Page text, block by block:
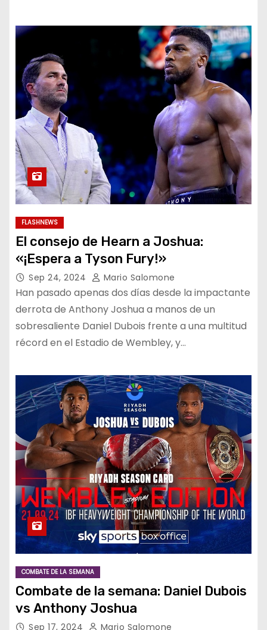
FLASHNEWS
El consejo de Hearn a Joshua:
«¡Espera a Tyson Fury!»
Sep 24, 2024 Mario Salomone
Han pasado apenas dos días desde la impactante
derrota de Anthony Joshua a manos de un
sobresaliente Daniel Dubois frente a una multitud
récord en el Estadio de Wembley, y…
COMBATE DE LA SEMANA
Combate de la semana: Daniel Dubois
vs Anthony Joshua
Sep 17, 2024 Mario Salomone